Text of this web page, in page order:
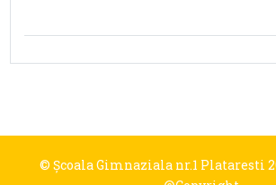
© Şcoala Gimnaziala nr.1 Plataresti